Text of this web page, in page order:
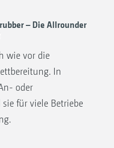
– Die Allrounder
wie vor die
In
oder
für viele Betriebe